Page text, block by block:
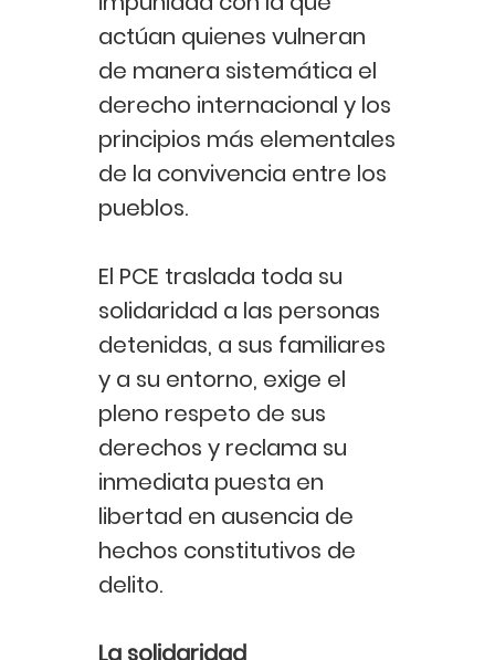
actúan quienes vulneran
de manera sistemática el
derecho internacional y los
principios más elementales
de la convivencia entre los
pueblos.
El PCE traslada toda su
solidaridad a las personas
detenidas, a sus familiares
y a su entorno, exige el
pleno respeto de sus
derechos y reclama su
inmediata puesta en
libertad en ausencia de
hechos constitutivos de
delito.
La solidaridad